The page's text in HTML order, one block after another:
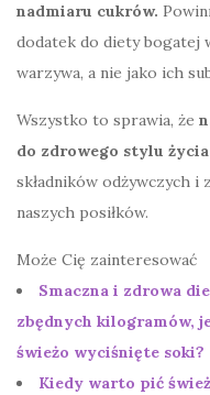
nadmiaru cukrów.
dodatek do diety bogatej
warzywa, a nie jako ich
Wszystko to sprawia, że
do zdrowego stylu życia
składników odżywczych
naszych posiłków.
Może Cię zainteresować
Smaczna i zdrowa
zbędnych kilogramów,
świeżo wyciśnięte soki?
Kiedy warto pić